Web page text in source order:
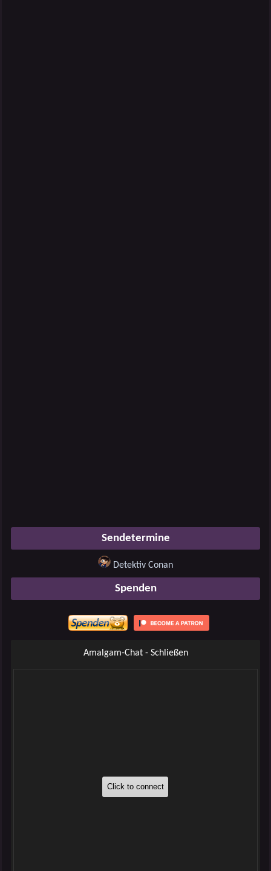
Sendetermine
Detektiv Conan
Spenden
Amalgam-Chat - Schließen